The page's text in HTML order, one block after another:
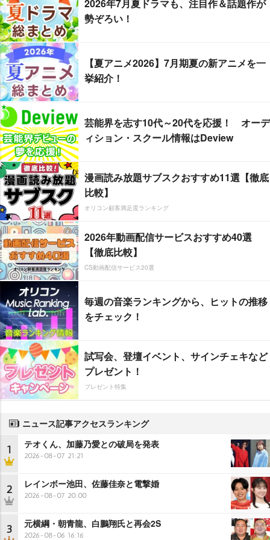
2026年7月夏ドラマも、注目作＆話題作が
勢ぞろい！
【夏アニメ2026】7月期夏の新アニメを一
挙紹介！
芸能界を志す10代～20代を応援！ オーデ
ィション・スクール情報はDeview
漫画読み放題サブスクおすすめ11選【徹底
比較】
オリコン顧客満足度ランキング
2026年動画配信サービスおすすめ40選
【徹底比較】
CS動画配信サービス20選
毎週の音楽ランキングから、ヒットの推移
をチェック！
試写会、登壇イベント、サインチェキなど
プレゼント！
プレゼント特集
ニュース記事アクセスランキング
1 テオくん、加藤乃愛との破局を発表
2026-08-07 21:21
2 レインボー池田、佐藤佳奈と電撃婚
2026-08-07 20:00
3 元横綱・朝青龍、白鵬翔氏と再会2S
2026-08-06 16:16